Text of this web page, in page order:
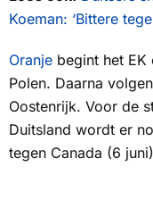
Koeman: ‘Bittere
Oranje begint het
Polen. Daarna
Oostenrijk. Voor de
Duitsland wordt er
tegen Canada (6